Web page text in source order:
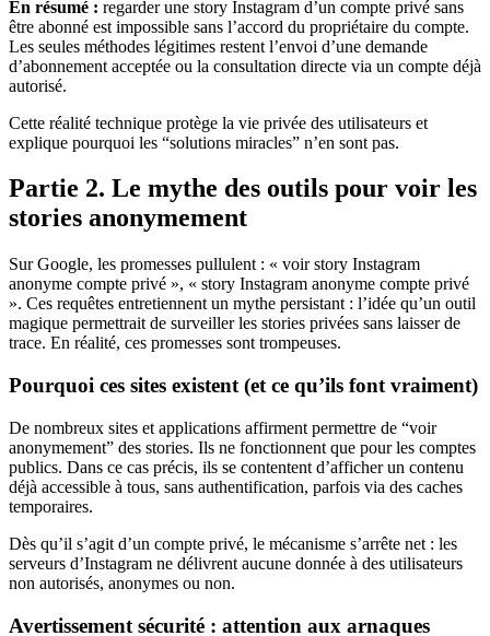
En résumé : regarder une story Instagram d’un compte privé sans
être abonné est impossible sans l’accord du propriétaire du compte.
Les seules méthodes légitimes restent l’envoi d’une demande
d’abonnement acceptée ou la consultation directe via un compte déjà
autorisé.
Cette réalité technique protège la vie privée des utilisateurs et
explique pourquoi les “solutions miracles” n’en sont pas.
Partie 2. Le mythe des outils pour voir les
stories anonymement
Sur Google, les promesses pullulent : « voir story Instagram
anonyme compte privé », « story Instagram anonyme compte privé
». Ces requêtes entretiennent un mythe persistant : l’idée qu’un outil
magique permettrait de surveiller les stories privées sans laisser de
trace. En réalité, ces promesses sont trompeuses.
Pourquoi ces sites existent (et ce qu’ils font vraiment)
De nombreux sites et applications affirment permettre de “voir
anonymement” des stories. Ils ne fonctionnent que pour les comptes
publics. Dans ce cas précis, ils se contentent d’afficher un contenu
déjà accessible à tous, sans authentification, parfois via des caches
temporaires.
Dès qu’il s’agit d’un compte privé, le mécanisme s’arrête net : les
serveurs d’Instagram ne délivrent aucune donnée à des utilisateurs
non autorisés, anonymes ou non.
Avertissement sécurité : attention aux arnaques